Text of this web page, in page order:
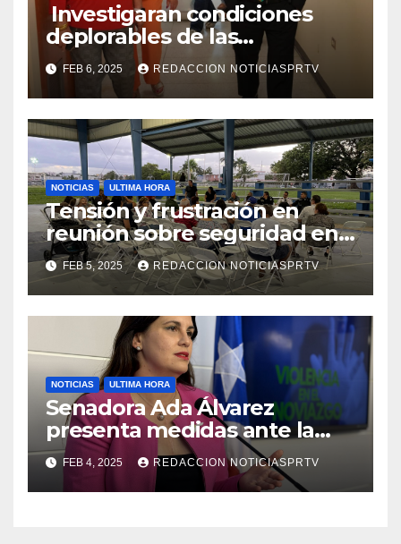
Investigaran condiciones
deplorables de las
facilidades el Departamento
de la Salud en Mayagüez
FEB 6, 2025 REDACCION NOTICIASPRTV
NOTICIAS ULTIMA HORA
Tensión y frustración en
reunión sobre seguridad en
Reparto Metropolitano
FEB 5, 2025 REDACCION NOTICIASPRTV
NOTICIAS ULTIMA HORA
Senadora Ada Álvarez
presenta medidas ante la
violencia en el noviazgo
FEB 4, 2025 REDACCION NOTICIASPRTV